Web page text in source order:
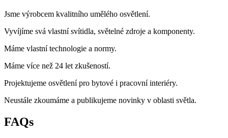
Jsme výrobcem kvalitního umělého osvětlení.
Vyvíjíme svá vlastní svítidla, světelné zdroje a komponenty.
Máme vlastní technologie a normy.
Máme více než 24 let zkušeností.
Projektujeme osvětlení pro bytové i pracovní interiéry.
Neustále zkoumáme a publikujeme novinky v oblasti světla.
FAQs